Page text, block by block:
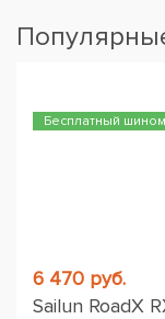
Бесплатный
6 470 руб.
Sailun RoadX